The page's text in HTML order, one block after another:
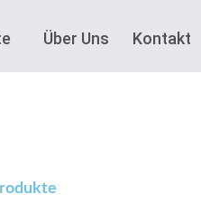
Über Uns Kontakt